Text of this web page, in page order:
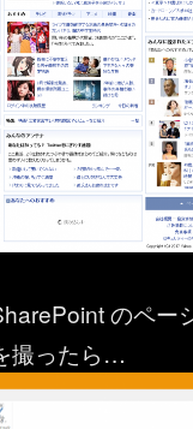
のペー
撮ったら…